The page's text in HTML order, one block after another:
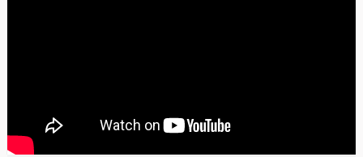
digitale styreverden